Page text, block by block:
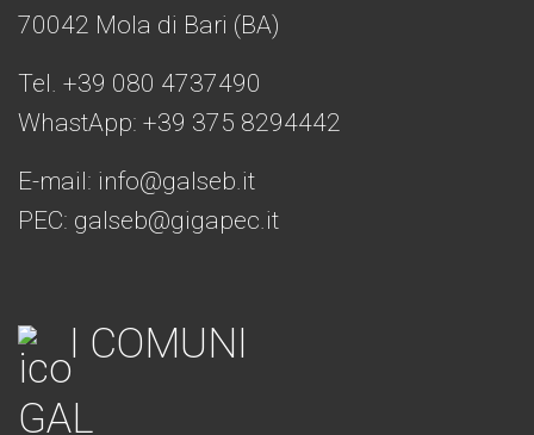
70042 Mola di Bari (BA)
Tel. +39 080 4737490
WhastApp: +39 375 8294442
E-mail: info@galseb.it
PEC: galseb@gigapec.it
I COMUNI